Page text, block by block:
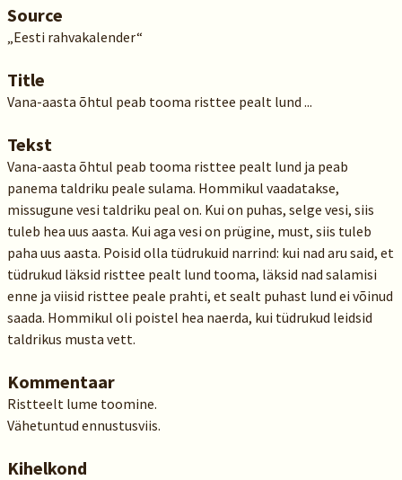
Source
„Eesti rahvakalender“
Title
Vana-aasta õhtul peab tooma risttee pealt lund ...
Tekst
Vana-aasta õhtul peab tooma risttee pealt lund ja peab
panema taldriku peale sulama. Hommikul vaadatakse,
missugune vesi taldriku peal on. Kui on puhas, selge vesi, siis
tuleb hea uus aasta. Kui aga vesi on prügine, must, siis tuleb
paha uus aasta. Poisid olla tüdrukuid narrind: kui nad aru said, et
tüdrukud läksid risttee pealt lund tooma, läksid nad salamisi
enne ja viisid risttee peale prahti, et sealt puhast lund ei võinud
saada. Hommikul oli poistel hea naerda, kui tüdrukud leidsid
taldrikus musta vett.
Kommentaar
Ristteelt lume toomine.
Vähetuntud ennustusviis.
Kihelkond